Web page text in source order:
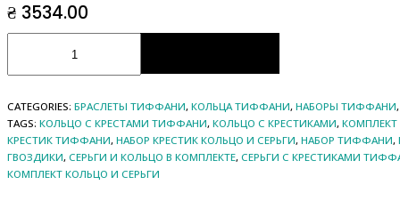
₴ 3534.00
CATEGORIES: БРАСЛЕТЫ ТИФФАНИ, КОЛЬЦА ТИФФАНИ, НАБОРЫ ТИФФАНИ
TAGS: КОЛЬЦО С КРЕСТАМИ ТИФФАНИ, КОЛЬЦО С КРЕСТИКАМИ,
КРЕСТИК ТИФФАНИ, НАБОР КРЕСТИК КОЛЬЦО И СЕРЬГИ, НАБОР ТИФФАНИ,
ГВОЗДИКИ, СЕРЬГИ И КОЛЬЦО В КОМПЛЕКТЕ, СЕРЬГИ С КРЕСТИКАМИ
КОМПЛЕКТ КОЛЬЦО И СЕРЬГИ